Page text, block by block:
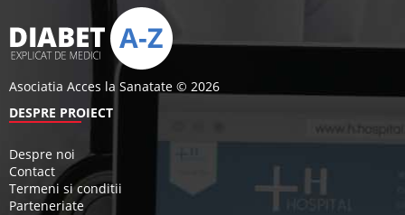
Asociatia Acces la Sanatate © 2026
DESPRE PROIECT
Despre noi
Contact
Termeni si conditii
Parteneriate